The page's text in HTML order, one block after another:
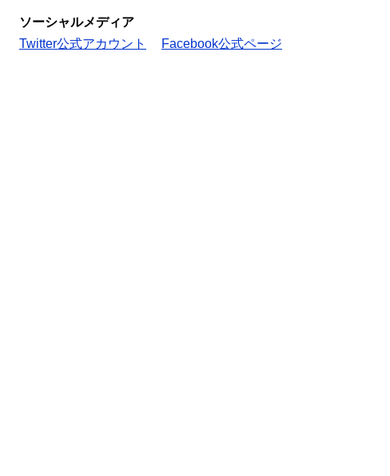
ソーシャルメディア
Twitter公式アカウント
Facebook公式ページ